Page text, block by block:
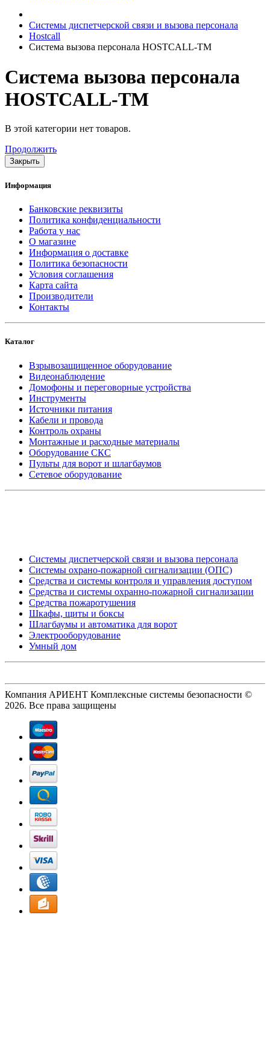
Системы диспетчерской связи и вызова персонала
Hostcall
Система вызова персонала HOSTCALL-TM
Система вызова персонала
HOSTCALL-TM
В этой категории нет товаров.
Продолжить
Закрыть
Информация
Банковские реквизиты
Политика конфиденциальности
Работа у нас
О магазине
Информация о доставке
Политика безопасности
Условия соглашения
Карта сайта
Производители
Контакты
Каталог
Взрывозащищенное оборудование
Видеонаблюдение
Домофоны и переговорные устройства
Инструменты
Источники питания
Кабели и провода
Контроль охраны
Монтажные и расходные материалы
Оборудование СКС
Пульты для ворот и шлагбаумов
Сетевое оборудование
Системы диспетчерской связи и вызова персонала
Системы охрано-пожарной сигнализации (ОПС)
Средства и системы контроля и управления доступом
Средства и системы охранно-пожарной сигнализации
Средства пожаротушения
Шкафы, щиты и боксы
Шлагбаумы и автоматика для ворот
Электрооборудование
Умный дом
Компания АРИЕНТ Комплексные системы безопасности ©
2026. Все права защищены